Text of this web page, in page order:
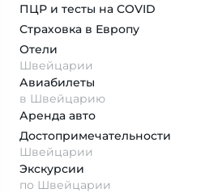
ПЦР и тесты на COVID
Страховка в Европу
Отели
Швейцарии
Авиабилеты
в Швейцарию
Аренда авто
Достопримеча­тельности
Швейцарии
Экскурсии
по Швейцарии